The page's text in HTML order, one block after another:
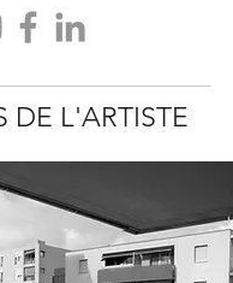
DE L'ARTISTE